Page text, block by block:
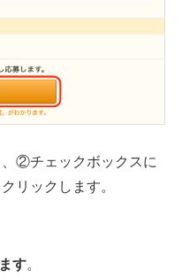
②チェックボックスに
リックします。
す。